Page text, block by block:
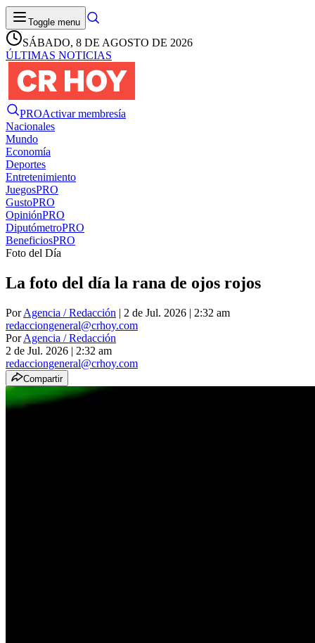
Toggle menu
SÁBADO, 8 DE AGOSTO DE 2026
ÚLTIMAS NOTICIAS
PROActivar membresía
Nacionales
Mundo
Economía
Deportes
Entretenimiento
JuegosPRO
GustoPRO
OpiniónPRO
DiputómetroPRO
BeneficiosPRO
Foto del Día
La foto del día la rana de ojos rojos
PorAgencia / Redacción | 2 de Jul. 2026 | 2:32 am
redacciongeneral@crhoy.com
PorAgencia / Redacción
2 de Jul. 2026 | 2:32 am
redacciongeneral@crhoy.com
Compartir